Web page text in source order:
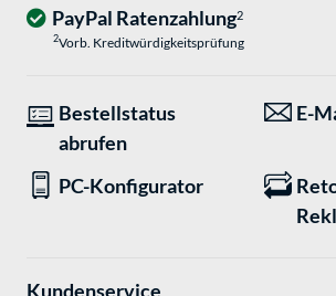
PayPal Ratenzahlung2
2Vorb. Kreditwürdigkeitsprüfung
Bestellstatus
abrufen
E-
PC-Konfigurator
Kundenservice